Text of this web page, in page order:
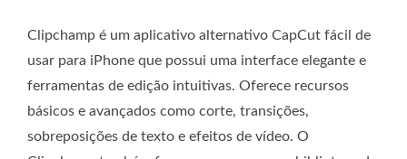
Clipchamp é um aplicativo alternativo CapCut fácil de
usar para iPhone que possui uma interface elegante e
ferramentas de edição intuitivas. Oferece recursos
básicos e avançados como corte, transições,
sobreposições de texto e efeitos de vídeo. O